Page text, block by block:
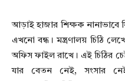
আড়াই হাজার শিক্ষক নানাভাবে
এখনো বন্ধ। মন্ত্রণালয় চিঠি
অফিস ফাইল রাখে। এই চিঠির
যার বেতন নেই, সংসার